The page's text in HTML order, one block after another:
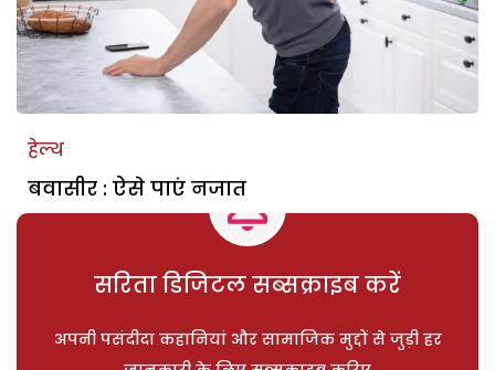
हेल्थ
बवासीर : ऐसे पाएं नजात
सरिता डिजिटल सब्सक्राइब करें
अपनी पसंदीदा कहानियां और सामाजिक मुद्दों से जुड़ी हर